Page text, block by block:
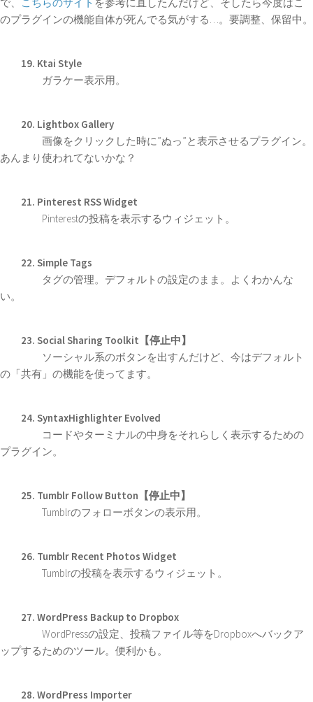
のプラグインの機能自体が死んでる気がする…。要調整、保留中。
19. Ktai Style
ガラケー表示用。
20. Lightbox Gallery
画像をクリックした時に”ぬっ”と表示させるプラグイン。
あんまり使われてないかな？
21. Pinterest RSS Widget
Pinterestの投稿を表示するウィジェット。
22. Simple Tags
タグの管理。デフォルトの設定のまま。よくわかんな
い。
23. Social Sharing Toolkit【停止中】
ソーシャル系のボタンを出すんだけど、今はデフォルト
の「共有」の機能を使ってます。
24. SyntaxHighlighter Evolved
コードやターミナルの中身をそれらしく表示するための
プラグイン。
25. Tumblr Follow Button【停止中】
Tumblrのフォローボタンの表示用。
26. Tumblr Recent Photos Widget
Tumblrの投稿を表示するウィジェット。
27. WordPress Backup to Dropbox
WordPressの設定、投稿ファイル等をDropboxへバックア
ップするためのツール。便利かも。
28. WordPress Importer